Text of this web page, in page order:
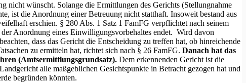
nicht wünscht. Solange die Ermittlungen des Gerichts (Stellungnahme
ist die Anordnung einer Betreuung nicht statthaft. Insoweit bestand aus
erschien. § 280 Abs. 1 Satz 1 FamFG verpflichtet nach seinem
Anordnung eines Einwilligungsvorbehaltes endet. Wird davon
dass das Gericht die Entscheidung zu treffen hat, ob hinreichende
zu ermitteln hat, richtet sich nach § 26 FamFG. Danach hat das
(Amtsermittlungsgrundsatz). Dem erkennenden Gericht ist die
alle maßgeblichen Gesichtspunkte in Betracht gezogen hat und
begründen könnten.